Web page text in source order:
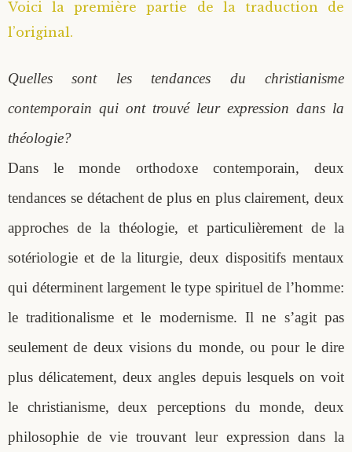
Voici la première partie de la traduction de
l’original.
Quelles sont les tendances du christianisme
contemporain qui ont trouvé leur expression dans la
théologie?
Dans le monde orthodoxe contemporain, deux
tendances se détachent de plus en plus clairement, deux
approches de la théologie, et particulièrement de la
sotériologie et de la liturgie, deux dispositifs mentaux
qui déterminent largement le type spirituel de l’homme:
le traditionalisme et le modernisme. Il ne s’agit pas
seulement de deux visions du monde, ou pour le dire
plus délicatement, deux angles depuis lesquels on voit
le christianisme, deux perceptions du monde, deux
philosophie de vie trouvant leur expression dans la